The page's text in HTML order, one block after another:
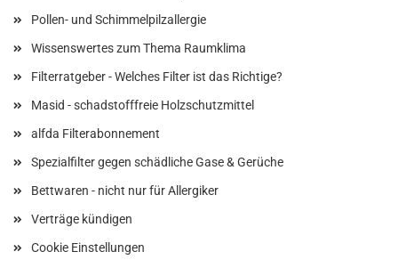
Pollen- und Schimmelpilzallergie
Wissenswertes zum Thema Raumklima
Filterratgeber - Welches Filter ist das Richtige?
Masid - schadstofffreie Holzschutzmittel
alfda Filterabonnement
Spezialfilter gegen schädliche Gase & Gerüche
Bettwaren - nicht nur für Allergiker
Verträge kündigen
Cookie Einstellungen